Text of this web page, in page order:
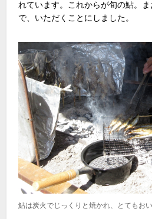
れています。これからが旬の鮎。
で、いただくことにしました。
鮎は炭火でじっくりと焼かれ、とてもお